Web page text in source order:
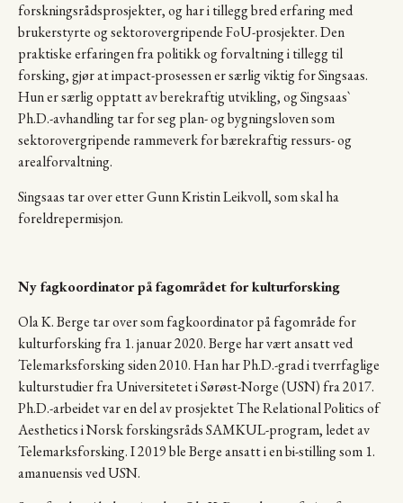
forskningsrådsprosjekter, og har i tillegg bred erfaring med
brukerstyrte og sektorovergripende FoU-prosjekter. Den
praktiske erfaringen fra politikk og forvaltning i tillegg til
forsking, gjør at impact-prosessen er særlig viktig for Singsaas.
Hun er særlig opptatt av berekraftig utvikling, og Singsaas`
Ph.D.-avhandling tar for seg plan- og bygningsloven som
sektorovergripende rammeverk for bærekraftig ressurs- og
arealforvaltning.
Singsaas tar over etter Gunn Kristin Leikvoll, som skal ha
foreldrepermisjon.
Ny fagkoordinator på fagområdet for kulturforsking
Ola K. Berge tar over som fagkoordinator på fagområde for
kulturforsking fra 1. januar 2020. Berge har vært ansatt ved
Telemarksforsking siden 2010. Han har Ph.D.-grad i tverrfaglige
kulturstudier fra Universitetet i Sørøst-Norge (USN) fra 2017.
Ph.D.-arbeidet var en del av prosjektet The Relational Politics of
Aesthetics i Norsk forskingsråds SAMKUL-program, ledet av
Telemarksforsking. I 2019 ble Berge ansatt i en bi-stilling som 1.
amanuensis ved USN.